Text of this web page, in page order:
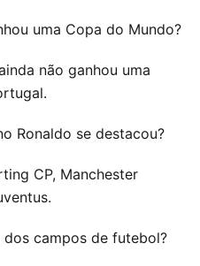
uma Copa do Mundo?
não ganhou uma
Ronaldo se destacou?
CP, Manchester
campos de futebol?